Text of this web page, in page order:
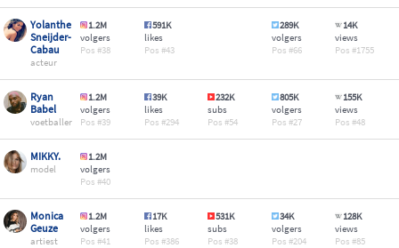
Yolanthe
Sneijder-
Cabau
acteur
1.2M
volgers
38
591K
likes
43
289K
volgers
66
14K
views
1755
Ryan
Babel
voetballer
1.2M
volgers
39
39K
likes
294
232K
subs
54
805K
volgers
27
155K
views
48
MIKKY.
model
1.2M
volgers
40
Monica
Geuze
artiest
1.2M
volgers
41
17K
likes
386
531K
subs
38
34K
volgers
204
128K
views
85